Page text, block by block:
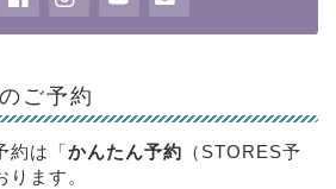
ご予約
約は「かんたん予約 （STORES予
ます。